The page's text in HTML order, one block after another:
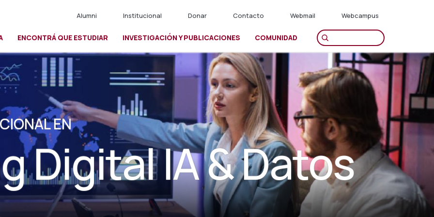
Alumni Institucional Donar Contacto Webmail Webcampus
ENCONTRÁ QUE ESTUDIAR INVESTIGACIÓN Y PUBLICACIONES COMUNIDAD
EN
Digital IA & Datos